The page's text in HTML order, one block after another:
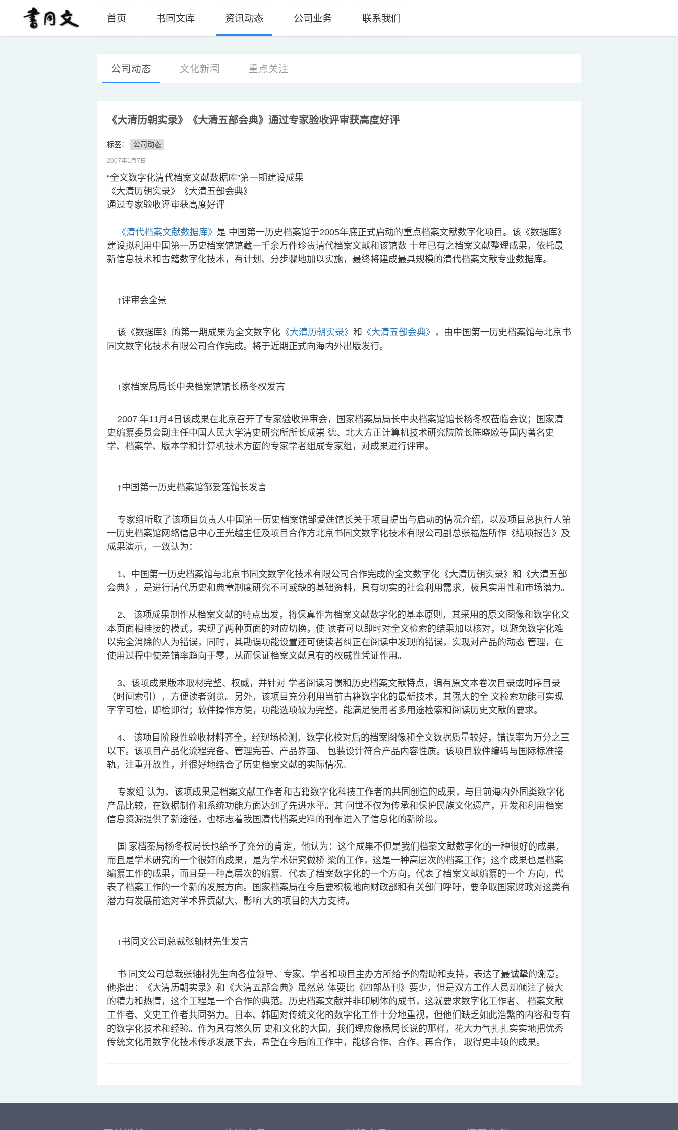
首页 书同文库 资讯动态 公司业务 联系我们
公司动态 文化新闻 重点关注
《大清历朝实录》《大清五部会典》通过专家验收评审获高度好评
标签： 公司动态
2007年1月7日
“全文数字化清代档案文献数据库”第一期建设成果
《大清历朝实录》《大清五部会典》
通过专家验收评审获高度好评
《清代档案文献数据库》 是 中国第一历史档案馆于2005年底正式启动的重点档案文献数字化项目。该《数据库》
建设拟利用中国第一历史档案馆馆藏一千余万件珍贵清代档案文献和该馆数 十年已有之档案文献整理成果，依托最
新信息技术和古籍数字化技术，有计划、分步骤地加以实施，最终将建成最具规模的清代档案文献专业数据库。
↑评审会全景
该《数据库》的第一期成果为全文数字化 《大清历朝实录》 和 《大清五部会典》 ，由中国第一历史档案馆与北京书
同文数字化技术有限公司合作完成。将于近期正式向海内外出版发行。
↑家档案局局长中央档案馆馆长杨冬权发言
2007 年11月4日该成果在北京召开了专家验收评审会，国家档案局局长中央档案馆馆长杨冬权莅临会议；国家清
史编纂委员会副主任中国人民大学清史研究所所长成崇 德、北大方正计算机技术研究院院长陈晓欧等国内著名史
学、档案学、版本学和计算机技术方面的专家学者组成专家组，对成果进行评审。
↑中国第一历史档案馆邹爱莲馆长发言
专家组听取了该项目负责人中国第一历史档案馆邹爱莲馆长关于项目提出与启动的情况介绍，以及项目总执行人第
一历史档案馆网络信息中心王光越主任及项目合作方北京书同文数字化技术有限公司副总张福煜所作《结项报告》及
成果演示，一致认为：
1、中国第一历史档案馆与北京书同文数字化技术有限公司合作完成的全文数字化《大清历朝实录》和《大清五部
会典》，是进行清代历史和典章制度研究不可或缺的基础资料，具有切实的社会利用需求，极具实用性和市场潜力。
2、 该项成果制作从档案文献的特点出发，将保真作为档案文献数字化的基本原则，其采用的原文图像和数字化文
本页面相挂接的模式，实现了两种页面的对应切换，使 读者可以即时对全文检索的结果加以核对，以避免数字化难
以完全消除的人为错误，同时，其勘误功能设置还可使读者纠正在阅读中发现的错误，实现对产品的动态 管理，在
使用过程中使差错率趋向于零，从而保证档案文献具有的权威性凭证作用。
3、该项成果版本取材完整、权威，并针对 学者阅读习惯和历史档案文献特点，编有原文本卷次目录或时序目录
（时间索引），方便读者浏览。另外，该项目充分利用当前古籍数字化的最新技术，其强大的全 文检索功能可实现
字字可检，即检即得；软件操作方便，功能选项较为完整，能满足使用者多用途检索和阅读历史文献的要求。
4、 该项目阶段性验收材料齐全，经现场检测，数字化校对后的档案图像和全文数据质量较好，错误率为万分之三
以下。该项目产品化流程完备、管理完善、产品界面、 包装设计符合产品内容性质。该项目软件编码与国际标准接
轨，注重开放性，并很好地结合了历史档案文献的实际情况。
专家组 认为，该项成果是档案文献工作者和古籍数字化科技工作者的共同创造的成果，与目前海内外同类数字化
产品比较，在数据制作和系统功能方面达到了先进水平。其 问世不仅为传承和保护民族文化遗产，开发和利用档案
信息资源提供了新途径，也标志着我国清代档案史料的刊布进入了信息化的新阶段。
国 家档案局杨冬权局长也给予了充分的肯定，他认为：这个成果不但是我们档案文献数字化的一种很好的成果，
而且是学术研究的一个很好的成果，是为学术研究做桥 梁的工作，这是一种高层次的档案工作；这个成果也是档案
编纂工作的成果，而且是一种高层次的编纂。代表了档案数字化的一个方向，代表了档案文献编纂的一个 方向，代
表了档案工作的一个新的发展方向。国家档案局在今后要积极地向财政部和有关部门呼吁，要争取国家财政对这类有
潜力有发展前途对学术界贡献大、影响 大的项目的大力支持。
↑书同文公司总裁张轴材先生发言
书 同文公司总裁张轴材先生向各位领导、专家、学者和项目主办方所给予的帮助和支持，表达了最诚挚的谢意。
他指出：《大清历朝实录》和《大清五部会典》虽然总 体要比《四部丛刊》要少，但是双方工作人员却倾注了极大
的精力和热情，这个工程是一个合作的典范。历史档案文献并非印刷体的成书，这就要求数字化工作者、 档案文献
工作者、文史工作者共同努力。日本、韩国对传统文化的数字化工作十分地重视，但他们缺乏如此浩繁的内容和专有
的数字化技术和经验。作为具有悠久历 史和文化的大国，我们理应像杨局长说的那样，花大力气扎扎实实地把优秀
传统文化用数字化技术传承发展下去，希望在今后的工作中，能够合作、合作、再合作， 取得更丰硕的成果。